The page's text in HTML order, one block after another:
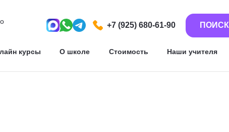
+7 (925) 680-61-90 ПОИСК
курсы О школе Стоимость Наши учителя